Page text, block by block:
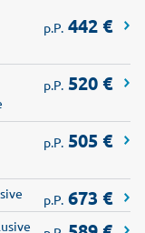
p.P. 442 €
p.P. 520 €
p.P. 505 €
p.P. 673 €